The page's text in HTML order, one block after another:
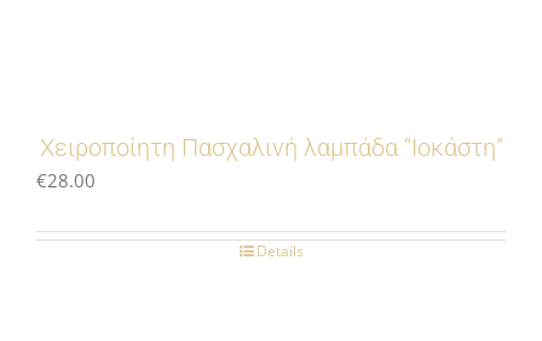
Χειροποίητη Πασχαλινή λαμπάδα “Ιοκάστη”
€28.00
Details